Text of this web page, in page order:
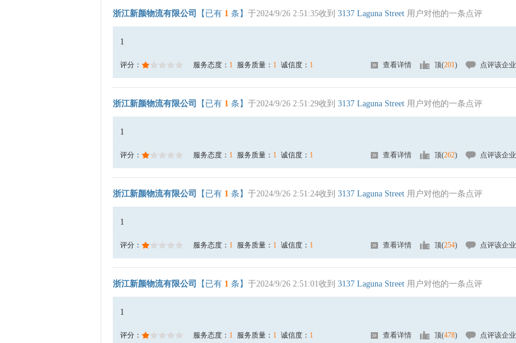
浙江新颜物流有限公司 【已有 1 条】 于2024/9/26 2:51:35收到 3137 Laguna Street 用户对他的一条点评
1
评分： 服务态度： 1 服务质量： 1 诚信度： 1 查看详情 顶(201) 点评该企业
浙江新颜物流有限公司 【已有 1 条】 于2024/9/26 2:51:29收到 3137 Laguna Street 用户对他的一条点评
1
评分： 服务态度： 1 服务质量： 1 诚信度： 1 查看详情 顶(262) 点评该企业
浙江新颜物流有限公司 【已有 1 条】 于2024/9/26 2:51:24收到 3137 Laguna Street 用户对他的一条点评
1
评分： 服务态度： 1 服务质量： 1 诚信度： 1 查看详情 顶(254) 点评该企业
浙江新颜物流有限公司 【已有 1 条】 于2024/9/26 2:51:01收到 3137 Laguna Street 用户对他的一条点评
1
评分： 服务态度： 1 服务质量： 1 诚信度： 1 查看详情 顶(478) 点评该企业